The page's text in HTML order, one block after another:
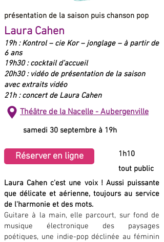
présentation de la saison puis chanson pop
Laura Cahen
19h : Kontrol – cie Kor – jonglage – à partir de
6 ans
19h30 : cocktail d’accueil
20h30 : vidéo de présentation de la saison
avec extraits vidéo
21h : concert de Laura Cahen
Théâtre de la Nacelle - Aubergenville
samedi 30 septembre à 19h
Réserver en ligne
1h10
tout public
Laura Cahen c'est une voix ! Aussi puissante
que délicate et aérienne, toujours au service
de l'harmonie et des mots.
Guitare à la main, elle parcourt, sur fond de
musique électronique des paysages
poétiques, une indie-pop déclinée au féminin